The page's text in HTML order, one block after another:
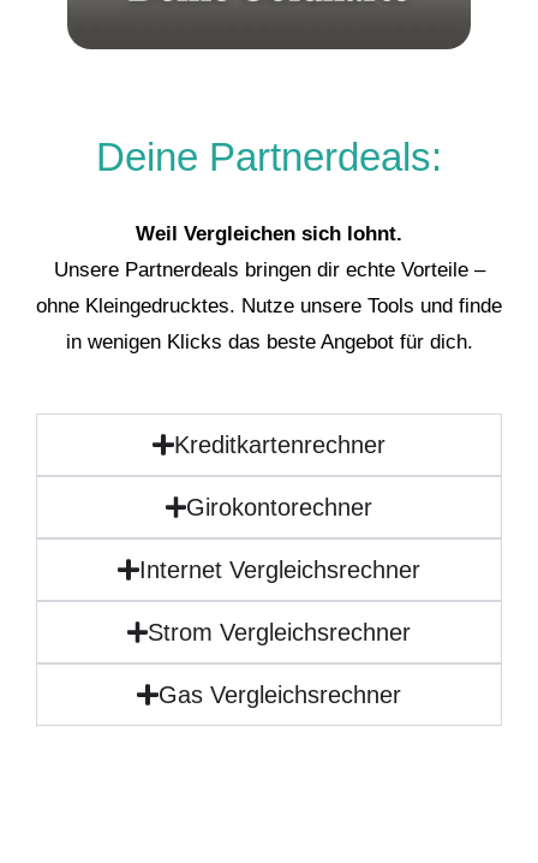
Deine Partnerdeals:
Weil Vergleichen sich lohnt.
Unsere Partnerdeals bringen dir echte Vorteile –
ohne Kleingedrucktes. Nutze unsere Tools und finde
in wenigen Klicks das beste Angebot für dich.
Kreditkartenrechner
Girokontorechner
Internet Vergleichsrechner
Strom Vergleichsrechner
Gas Vergleichsrechner